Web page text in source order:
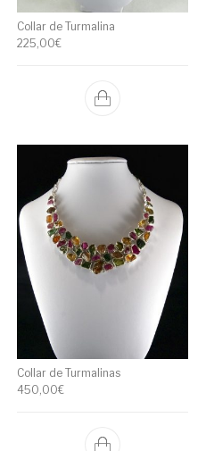
Collar de Turmalina
225,00€
Collar de Turmalinas
450,00€